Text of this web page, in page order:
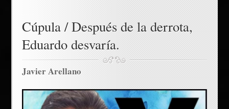
Cúpula / Después de la derrota,
Eduardo desvaría.
Javier Arellano